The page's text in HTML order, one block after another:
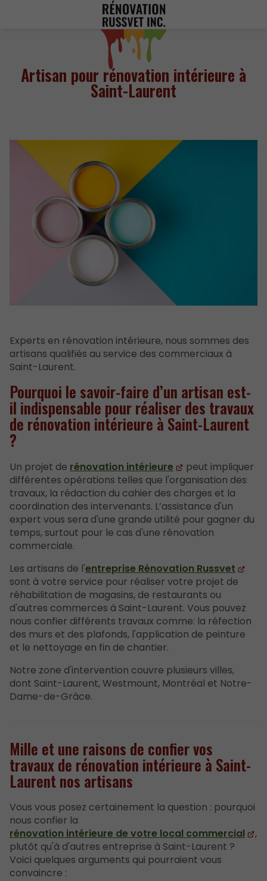
Artisan pour rénovation intérieure à
Saint-Laurent
Experts en rénovation intérieure, nous sommes des
artisans qualifiés au service des commerciaux à
Saint-Laurent.
Pourquoi le savoir-faire d’un artisan est-
il indispensable pour réaliser des travaux
de rénovation intérieure à Saint-Laurent
?
Un projet de rénovation intérieure
peut impliquer
différentes opérations telles que l'organisation des
travaux, la rédaction du cahier des charges et la
coordination des intervenants. L’assistance d'un
expert vous sera d'une grande utilité pour gagner du
temps, surtout pour le cas d'une rénovation
commerciale.
Les artisans de l'entreprise Rénovation Russvet
sont à votre service pour réaliser votre projet de
réhabilitation de magasins, de restaurants ou
d'autres commerces à Saint-Laurent. Vous pouvez
nous confier différents travaux comme: la réfection
des murs et des plafonds, l'application de peinture
et le nettoyage en fin de chantier.
Notre zone d'intervention couvre plusieurs villes,
dont Saint-Laurent, Westmount, Montréal et Notre-
Dame-de-Grâce.
Mille et une raisons de confier vos
travaux de rénovation intérieure à Saint-
Laurent nos artisans
Vous vous posez certainement la question : pourquoi
nous confier la
rénovation intérieure de votre local commercial
,
plutôt qu'à d'autres entreprise à Saint-Laurent ?
Voici quelques arguments qui pourraient vous
convaincre :